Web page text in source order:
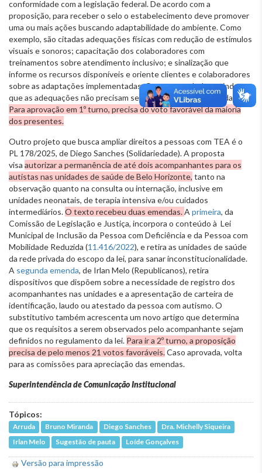
conformidade com a legislação federal. De acordo com a
proposição, para receber o selo o estabelecimento deve promover
uma ou mais ações buscando adaptabilidade do ambiente. Como
exemplo, são citadas adequações físicas com redução de estímulos
visuais e sonoros; capacitação dos colaboradores com
treinamentos sobre atendimento inclusivo; e sinalização que
informe os recursos disponíveis e oriente clientes e colaboradores
sobre as adaptações implementadas. O texto estabelece ainda
que as adequações não precisam se limitar a essas explicitadas.
Para aprovação em 1º turno, precisa do voto favorável da maioria
dos presentes.
Outro projeto que busca ampliar direitos a pessoas com TEA é o
PL 178/2025, de Diego Sanches (Solidariedade). A proposta
visa autorizar a permanência de até dois acompanhantes para os
autistas nas unidades de saúde de Belo Horizonte, tanto na
observação quanto na consulta ou internação, inclusive em
unidades neonatais, de terapia intensiva e/ou cuidados
intermediários.O texto recebeu duas emendas.A primeira, da
Comissão de Legislação e Justiça, incorpora o conteúdo à Lei
Municipal de Inclusão da Pessoa com Deficiência e da Pessoa com
Mobilidade Reduzida (11.416/2022), e retira as unidades de saúde
da rede privada do escopo da lei, para sanar inconstitucionalidade.
A segunda emenda, de Irlan Melo (Republicanos), retira
dispositivos que dispõem sobre a necessidade de registro dos
acompanhantes nas unidades e a apresentação de carteira de
identificação, laudo ou atestado da pessoa com autismo. O
substitutivo também acrescenta um novo artigo que determina
que os requisitos a serem observados pelo acompanhante sejam
definidos no regulamento da lei. Para ir a 2º turno, a proposição
precisa de pelo menos 21 votos favoráveis.Caso aprovada, volta
para as comissões para apreciação das emendas.
Superintendência de Comunicação Institucional
Tópicos:
Arruda Bruno Miranda Diego Sanches
Dra. Michelly Siqueira
Irlan Melo
Sugestão de pauta Loíde Gonçalves
Versão para impressão